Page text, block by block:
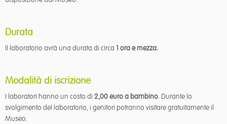
Durata
Il laboratorio avrà una durata di circa 1 ora e mezza.
Modalità di iscrizione
I laboratori hanno un costo di 2,00 euro a bambino. Durante lo
svolgimento del laboratorio, i genitori potranno visitare gratuitamente il
Museo.